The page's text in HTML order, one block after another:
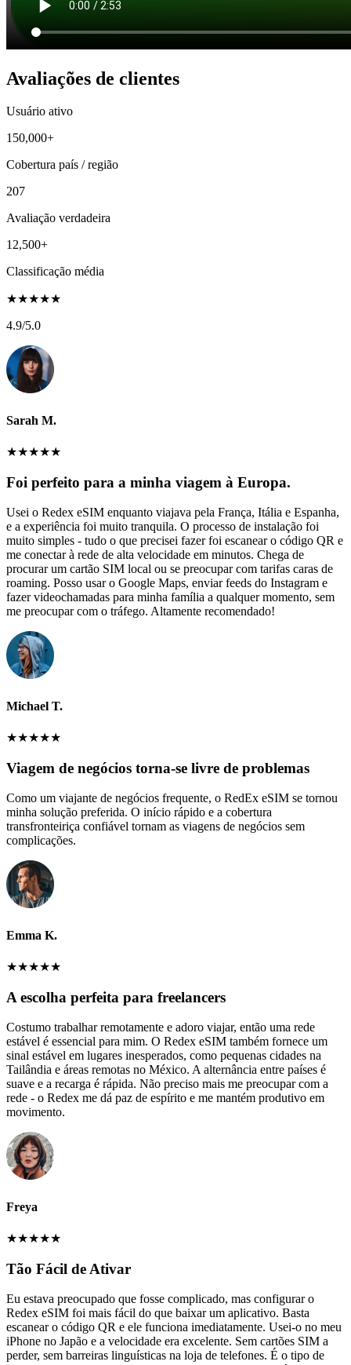
Avaliações de clientes
Usuário ativo
150,000+
Cobertura país / região
207
Avaliação verdadeira
12,500+
Classificação média
★★★★★
4.9/5.0
Sarah M.
★★★★★
Foi perfeito para a minha viagem à Europa.
Usei o Redex eSIM enquanto viajava pela França, Itália e Espanha,
e a experiência foi muito tranquila. O processo de instalação foi
muito simples - tudo o que precisei fazer foi escanear o código QR e
me conectar à rede de alta velocidade em minutos. Chega de
procurar um cartão SIM local ou se preocupar com tarifas caras de
roaming. Posso usar o Google Maps, enviar feeds do Instagram e
fazer videochamadas para minha família a qualquer momento, sem
me preocupar com o tráfego. Altamente recomendado!
Michael T.
★★★★★
Viagem de negócios torna-se livre de problemas
Como um viajante de negócios frequente, o RedEx eSIM se tornou
minha solução preferida. O início rápido e a cobertura
transfronteiriça confiável tornam as viagens de negócios sem
complicações.
Emma K.
★★★★★
A escolha perfeita para freelancers
Costumo trabalhar remotamente e adoro viajar, então uma rede
estável é essencial para mim. O Redex eSIM também fornece um
sinal estável em lugares inesperados, como pequenas cidades na
Tailândia e áreas remotas no México. A alternância entre países é
suave e a recarga é rápida. Não preciso mais me preocupar com a
rede - o Redex me dá paz de espírito e me mantém produtivo em
movimento.
Freya
★★★★★
Tão Fácil de Ativar
Eu estava preocupado que fosse complicado, mas configurar o
Redex eSIM foi mais fácil do que baixar um aplicativo. Basta
escanear o código QR e ele funciona imediatamente. Usei-o no meu
iPhone no Japão e a velocidade era excelente. Sem cartões SIM a
perder, sem barreiras linguísticas na loja de telefones. É o tipo de